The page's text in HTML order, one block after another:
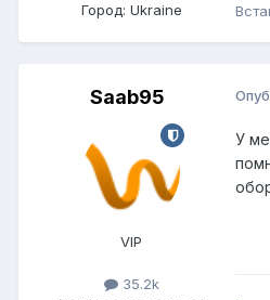
Город: Ukraine
Saab95
VIP
35.2k
У